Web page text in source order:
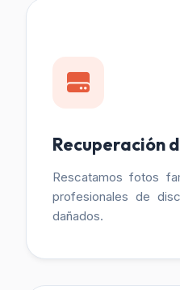
Recuperación
Rescatamos fotos
profesionales de
dañados.